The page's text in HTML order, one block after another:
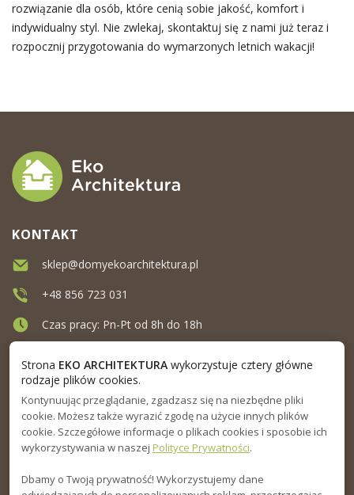
rozwiązanie dla osób, które cenią sobie jakość, komfort i
indywidualny styl. Nie zwlekaj, skontaktuj się z nami już teraz i
rozpocznij przygotowania do wymarzonych letnich wakacji!
MENU
INFORMACJA
PORADNIK
KONTAKT
sklep@domyekoarchitektura.pl
+48 856 723 031
Czas pracy: Pn-Pt od 8h do 18h
Strona EKO ARCHITEKTURAwykorzystuje cztery główne
rodzaje plików cookies.
Kontynuując przeglądanie, zgadzasz się na niezbędne pliki
cookie. Możesz także wyrazić zgodę na użycie innych plików
cookie. Szczegółowe informacje o plikach cookies i sposobie ich
wykorzystywania w naszej Polityce Prywatności.
Dbamy o Twoją prywatność! Wykorzystujemy dane